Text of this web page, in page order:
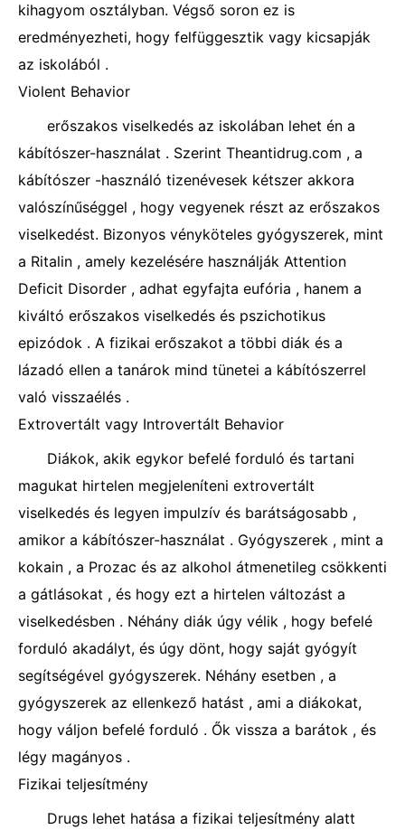
kihagyom osztályban. Végső soron ez is
eredményezheti, hogy felfüggesztik vagy kicsapják
az iskolából .
Violent Behavior
erőszakos viselkedés az iskolában lehet én a
kábítószer-használat . Szerint Theantidrug.com , a
kábítószer -használó tizenévesek kétszer akkora
valószínűséggel , hogy vegyenek részt az erőszakos
viselkedést. Bizonyos vényköteles gyógyszerek, mint
a Ritalin , amely kezelésére használják Attention
Deficit Disorder , adhat egyfajta eufória , hanem a
kiváltó erőszakos viselkedés és pszichotikus
epizódok . A fizikai erőszakot a többi diák és a
lázadó ellen a tanárok mind tünetei a kábítószerrel
való visszaélés .
Extrovertált vagy Introvertált Behavior
Diákok, akik egykor befelé forduló és tartani
magukat hirtelen megjeleníteni extrovertált
viselkedés és legyen impulzív és barátságosabb ,
amikor a kábítószer-használat . Gyógyszerek , mint a
kokain , a Prozac és az alkohol átmenetileg csökkenti
a gátlásokat , és hogy ezt a hirtelen változást a
viselkedésben . Néhány diák úgy vélik , hogy befelé
forduló akadályt, és úgy dönt, hogy saját gyógyít
segítségével gyógyszerek. Néhány esetben , a
gyógyszerek az ellenkező hatást , ami a diákokat,
hogy váljon befelé forduló . Ők vissza a barátok , és
légy magányos .
Fizikai teljesítmény
Drugs lehet hatása a fizikai teljesítmény alatt